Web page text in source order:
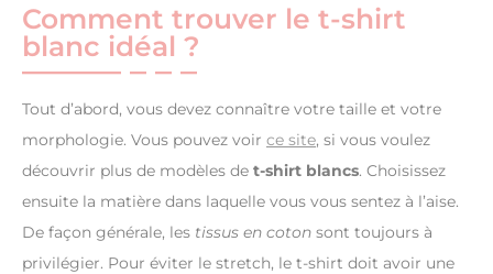
Comment trouver le t-shirt
blanc idéal ?
Tout d’abord, vous devez connaître votre taille et votre
morphologie. Vous pouvez voir ce site, si vous voulez
découvrir plus de modèles de t-shirt blancs. Choisissez
ensuite la matière dans laquelle vous vous sentez à l’aise.
De façon générale, les tissus en coton sont toujours à
privilégier. Pour éviter le stretch, le t-shirt doit avoir une